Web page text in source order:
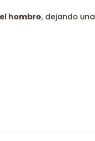
hombro, dejando una